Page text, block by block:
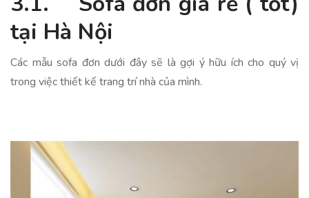
tại Hà Nội
Các mẫu sofa đơn dưới đây sẽ là gợi ý hữu ích cho quý vị
trong việc thiết kế trang trí nhà của mình.